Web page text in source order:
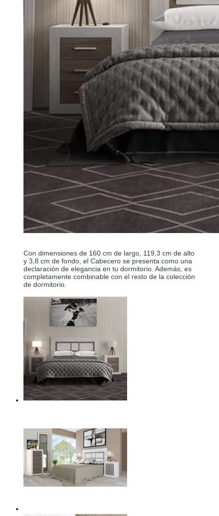
Con dimensiones de 160 cm de largo, 119,3 cm de alto
y 3,8 cm de fondo, el Cabecero se presenta como una
declaración de elegancia en tu dormitorio. Además, es
completamente combinable con el resto de la colección
de dormitorio.